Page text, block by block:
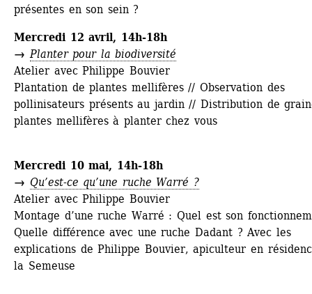
présentes en son sein ?
Mercredi 12 avril, 14h-18h
→ Planter pour la biodiversité
Atelier avec Philippe Bouvier
Plantation de plantes mellifères // Observation des
pollinisateurs présents au jardin // Distribution de
plantes mellifères à planter chez vous
Mercredi 10 mai, 14h-18h
→ Qu’est-ce qu’une ruche Warré ?
Atelier avec Philippe Bouvier
Montage d’une ruche Warré : Quel est son
Quelle différence avec une ruche Dadant ? Avec les
explications de Philippe Bouvier, apiculteur en
la Semeuse